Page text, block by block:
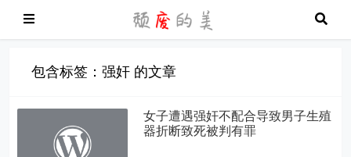
包含标签：强奸 的文章
女子遭遇强奸不配合导致男子生殖
器折断致死被判有罪